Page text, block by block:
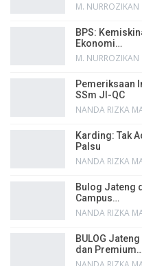
M. NURROZIKAN
BPS:
Ekonomi…
M. NURROZIKAN
Pemeriksaan
SSm JI-QC
Karding: Tak
Palsu
Bulog Jateng
Campus…
BULOG
dan